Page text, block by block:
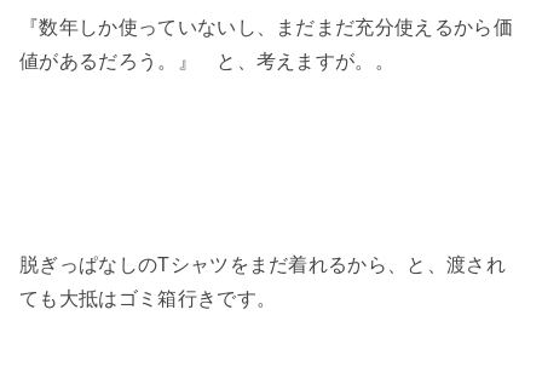
『数年しか使っていないし、まだまだ充分使えるから価
値があるだろう。』 と、考えますが。。
脱ぎっぱなしのTシャツをまだ着れるから、と、渡され
ても大抵はゴミ箱行きです。